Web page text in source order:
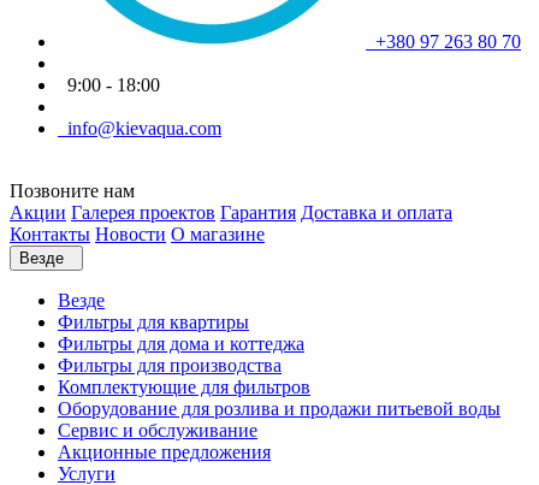
+380 97 263 80 70
9:00 - 18:00
info@kievaqua.com
Позвоните нам
Акции Галерея проектов Гарантия Доставка и оплата
Контакты Новости О магазине
Везде
Везде
Фильтры для квартиры
Фильтры для дома и коттеджа
Фильтры для производства
Комплектующие для фильтров
Оборудование для розлива и продажи питьевой воды
Сервис и обслуживание
Акционные предложения
Услуги